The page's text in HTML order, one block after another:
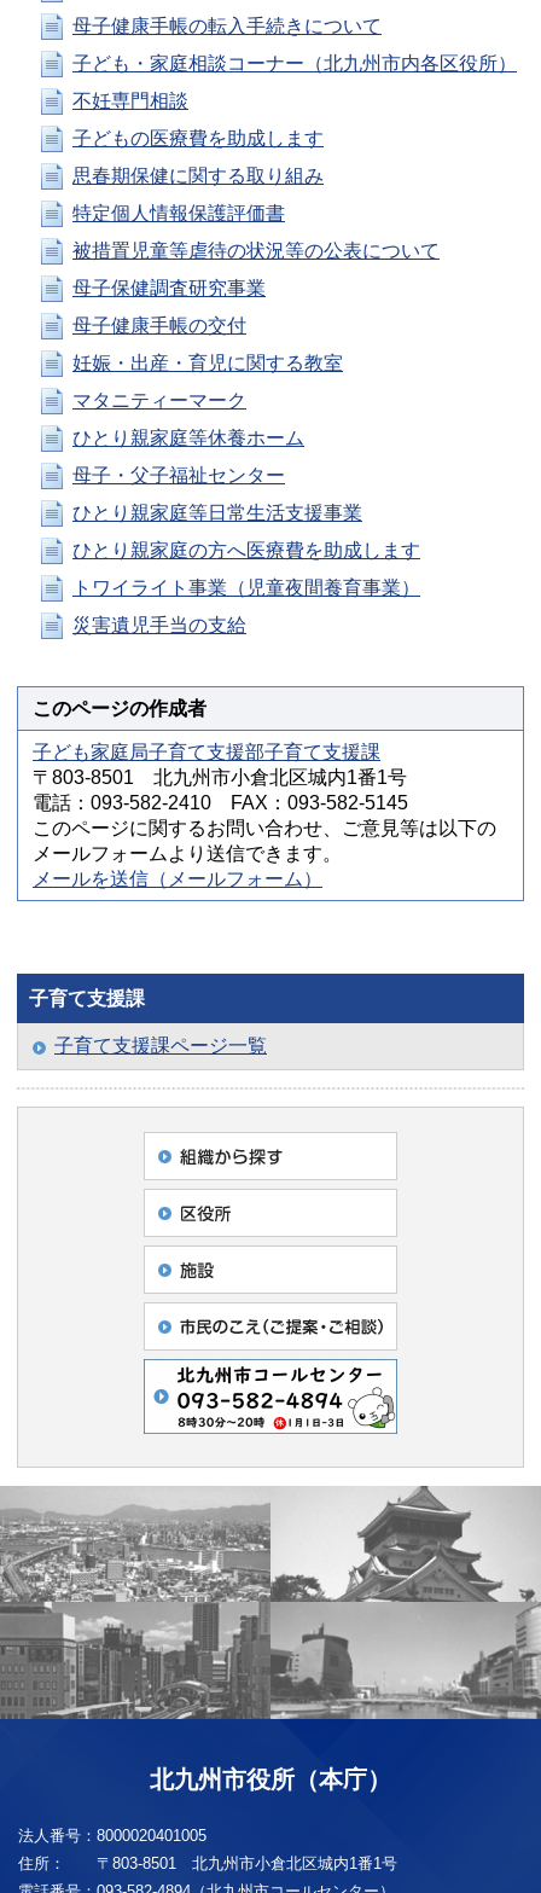
母子健康手帳の転入手続きについて
子ども・家庭相談コーナー（北九州市内各区役所）
不妊専門相談
子どもの医療費を助成します
思春期保健に関する取り組み
特定個人情報保護評価書
被措置児童等虐待の状況等の公表について
母子保健調査研究事業
母子健康手帳の交付
妊娠・出産・育児に関する教室
マタニティーマーク
ひとり親家庭等休養ホーム
母子・父子福祉センター
ひとり親家庭等日常生活支援事業
ひとり親家庭の方へ医療費を助成します
トワイライト事業（児童夜間養育事業）
災害遺児手当の支給
このページの作成者
子ども家庭局子育て支援部子育て支援課
〒803-8501 北九州市小倉北区城内1番1号
電話：093-582-2410 FAX：093-582-5145
このページに関するお問い合わせ、ご意見等は以下の
メールフォームより送信できます。
メールを送信（メールフォーム）
子育て支援課
子育て支援課ページ一覧
北九州市役所（本庁）
法人番号： 8000020401005
住所：
〒803-8501 北九州市小倉北区城内1番1号